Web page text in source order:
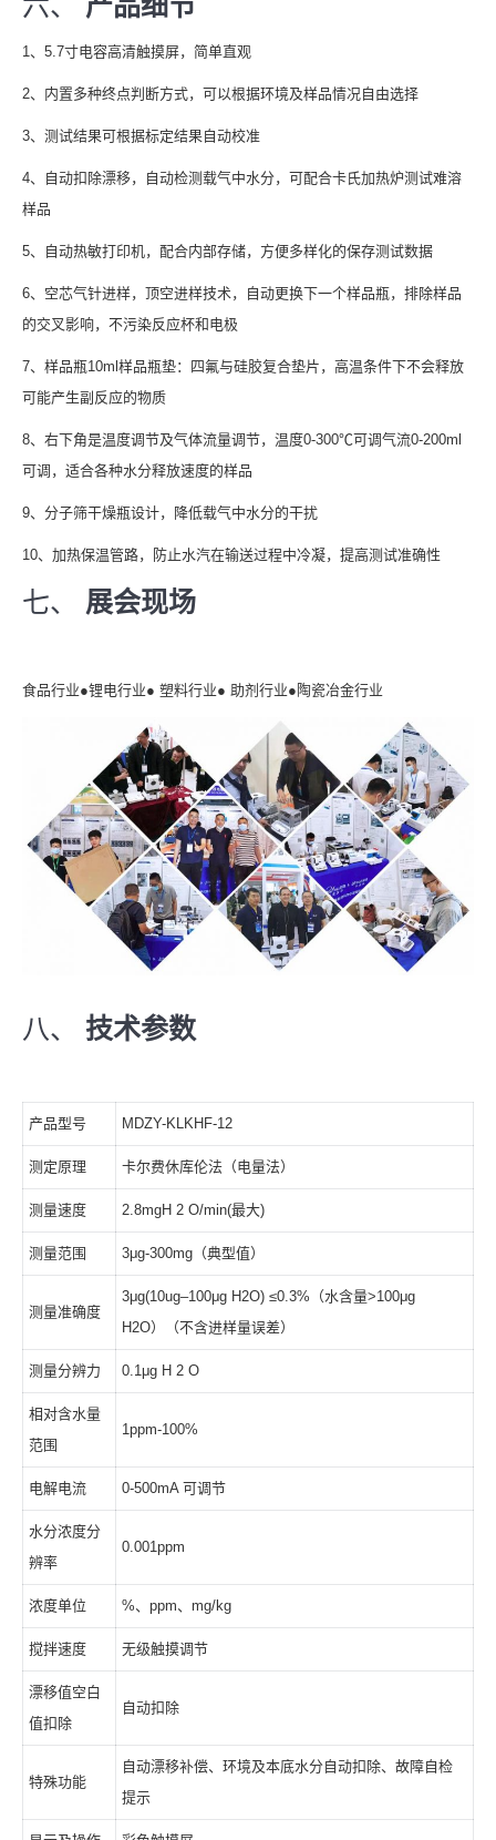
1、5.7寸电容高清触摸屏，简单直观
2、内置多种终点判断方式，可以根据环境及样品情况自由选择
3、测试结果可根据标定结果自动校准
4、自动扣除漂移，自动检测载气中水分，可配合卡氏加热炉测试难溶
样品
5、自动热敏打印机，配合内部存储，方便多样化的保存测试数据
6、空芯气针进样，顶空进样技术，自动更换下一个样品瓶，排除样品
的交叉影响，不污染反应杯和电极
7、样品瓶10ml样品瓶垫：四氟与硅胶复合垫片，高温条件下不会释放
可能产生副反应的物质
8、右下角是温度调节及气体流量调节，温度0-300℃可调气流0-200ml
可调，适合各种水分释放速度的样品
9、分子筛干燥瓶设计，降低载气中水分的干扰
10、加热保温管路，防止水汽在输送过程中冷凝，提高测试准确性
七、 展会现场
食品行业●锂电行业● 塑料行业● 助剂行业●陶瓷冶金行业
八、 技术参数
产品型号 MDZY-KLKHF-12
测定原理 卡尔费休库伦法（电量法）
测量速度 2.8mgH 2 O/min(最大)
测量范围 3μg-300mg（典型值）
测量准确度
3μg(10ug–100μg H2O) ≤0.3%（水含量>100μg
H2O）（不含进样量误差）
测量分辨力 0.1μg H 2 O
相对含水量
范围
1ppm-100%
电解电流 0-500mA 可调节
水分浓度分
辨率
0.001ppm
浓度单位 %、ppm、mg/kg
搅拌速度 无级触摸调节
漂移值空白
值扣除
自动扣除
特殊功能
自动漂移补偿、环境及本底水分自动扣除、故障自检
提示